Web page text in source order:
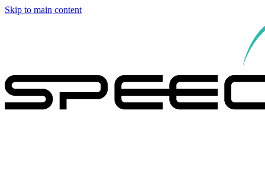
Skip to main content